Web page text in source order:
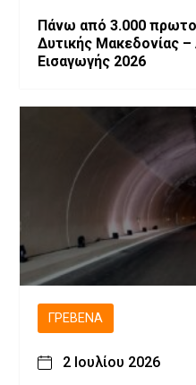
Πάνω από 3.000
Δυτικής Μακεδονίας –
Εισαγωγής 2026
ΓΡΕΒΕΝΆ
2 Ιουλίου 2026